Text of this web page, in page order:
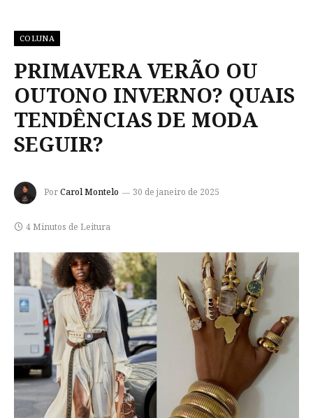
COLUNA
PRIMAVERA VERÃO OU
OUTONO INVERNO? QUAIS
TENDÊNCIAS DE MODA
SEGUIR?
PorCarol Montelo 30 de janeiro de 2025
4 Minutos de Leitura